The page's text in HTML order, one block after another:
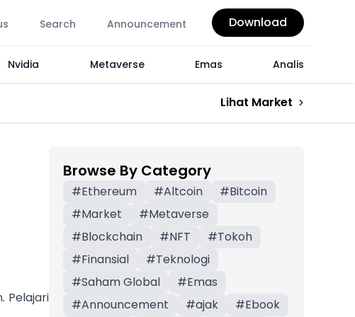
Search Announcement Download
Nvidia Metaverse Emas Analis
Lihat Market
Pelajari
Browse By Category
#Ethereum #Altcoin #Bitcoin
#Market #Metaverse
#Blockchain #NFT #Tokoh
#Finansial #Teknologi
#Saham Global #Emas
#Announcement #ajak #Ebook